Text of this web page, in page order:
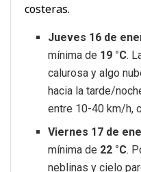
costeras.
Jueves 16 de
mínima de 19 °C.
calurosa y algo
hacia la tarde/
entre 10-40 km/h,
Viernes 17 de
mínima de 22 °C.
neblinas y cielo